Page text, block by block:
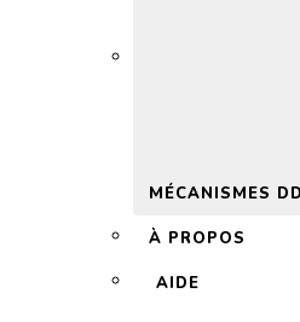
MÉCANISMES
À PROPOS
AIDE